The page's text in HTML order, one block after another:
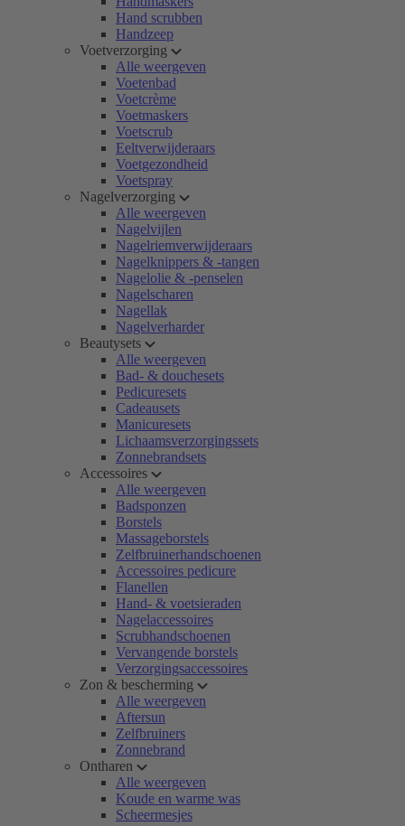
Hand scrubben
Handzeep
Voetverzorging
Alle weergeven
Voetenbad
Voetcrème
Voetmaskers
Voetscrub
Eeltverwijderaars
Voetgezondheid
Voetspray
Nagelverzorging
Alle weergeven
Nagelvijlen
Nagelriemverwijderaars
Nagelknippers & -tangen
Nagelolie & -penselen
Nagelscharen
Nagellak
Nagelverharder
Beautysets
Alle weergeven
Bad- & douchesets
Pedicuresets
Cadeausets
Manicuresets
Lichaamsverzorgingssets
Zonnebrandsets
Accessoires
Alle weergeven
Badsponzen
Borstels
Massageborstels
Zelfbruinerhandschoenen
Accessoires pedicure
Flanellen
Hand- & voetsieraden
Nagelaccessoires
Scrubhandschoenen
Vervangende borstels
Verzorgingsaccessoires
Zon & bescherming
Alle weergeven
Aftersun
Zelfbruiners
Zonnebrand
Ontharen
Alle weergeven
Koude en warme was
Scheermesjes